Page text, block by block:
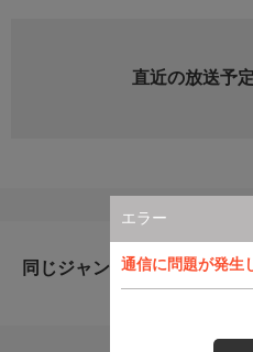
エラー
通信に問題が発生
直近の放送予
同じジャンルのおすすめ番組